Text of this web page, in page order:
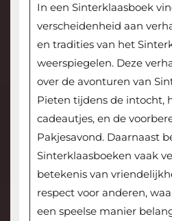
In een Sinterklaasboek
verscheidenheid aan
en tradities van het
weerspiegelen. Deze
over de avonturen van
Pieten tijdens de intocht,
cadeautjes, en de
Pakjesavond. Daarnaast
Sinterklaasboeken vaak
betekenis van
respect voor anderen,
een speelse manier